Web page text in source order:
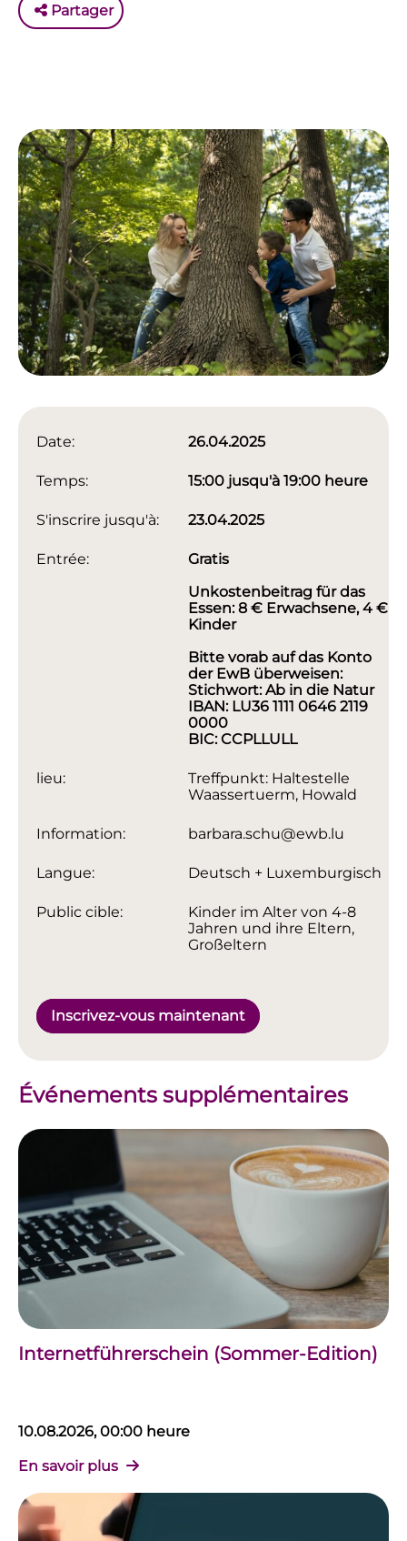
Partager
Date: 26.04.2025
Temps: 15:00 jusqu'à 19:00 heure
S'inscrire jusqu'à: 23.04.2025
Entrée:
Gratis
Unkostenbeitrag für das
Essen: 8 € Erwachsene, 4 €
Kinder
Bitte vorab auf das Konto
der EwB überweisen:
Stichwort: Ab in die Natur
IBAN: LU36 1111 0646 2119
0000
BIC: CCPLLULL
lieu:
Treffpunkt: Haltestelle
Waassertuerm, Howald
Information: barbara.schu@ewb.lu
Langue: Deutsch + Luxemburgisch
Public cible:
Kinder im Alter von 4-8
Jahren und ihre Eltern,
Großeltern
Inscrivez-vous maintenant
Événements supplémentaires
Internetführerschein (Sommer-Edition)
10.08.2026, 00:00 heure
En savoir plus